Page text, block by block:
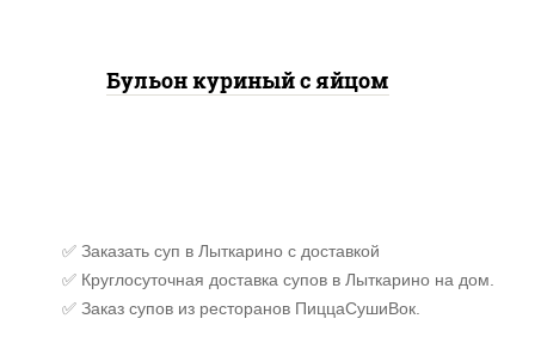
Бульон куриный с яйцом
✅ Заказать суп в Лыткарино с доставкой
✅ Круглосуточная доставка супов в Лыткарино на дом.
✅ Заказ супов из ресторанов ПиццаСушиВок.